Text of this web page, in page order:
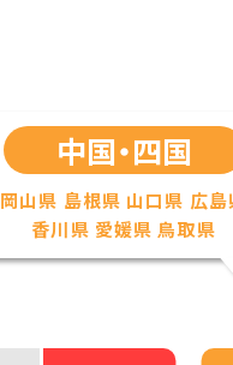
中国・四国
岡山県 島根県 山口県 広島
香川県 愛媛県 鳥取県